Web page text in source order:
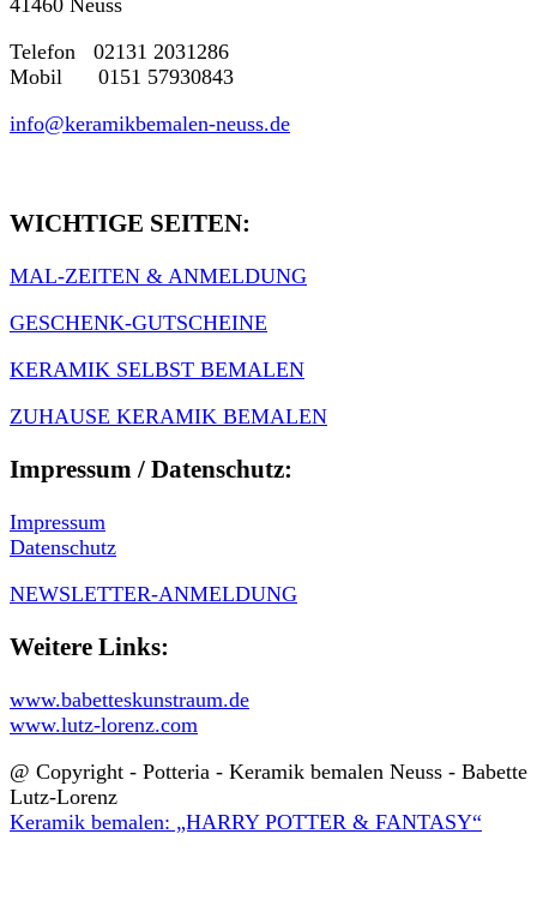
Telefon 02131 2031286
Mobil 0151 57930843
info@keramikbemalen-neuss.de
WICHTIGE SEITEN:
MAL-ZEITEN & ANMELDUNG
GESCHENK-GUTSCHEINE
KERAMIK SELBST BEMALEN
ZUHAUSE KERAMIK BEMALEN
Impressum / Datenschutz:
Impressum
Datenschutz
NEWSLETTER-ANMELDUNG
Weitere Links:
www.babetteskunstraum.de
www.lutz-lorenz.com
@ Copyright - Potteria - Keramik bemalen Neuss - Babette
Lutz-Lorenz
Keramik bemalen: „HARRY POTTER & FANTASY“